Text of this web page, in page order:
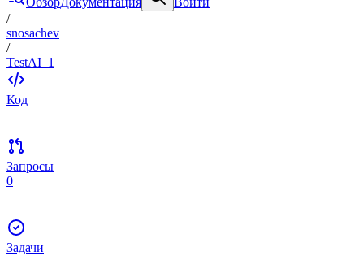
/
snosachev
/
TestAI_1
Код
Запросы
0
Задачи